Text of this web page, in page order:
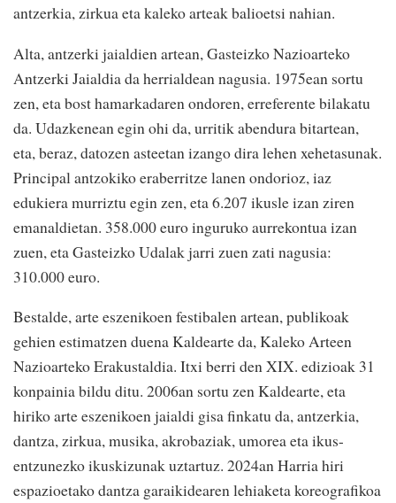
antzerkia, zirkua eta kaleko arteak balioetsi nahian.
Alta, antzerki jaialdien artean, Gasteizko Nazioarteko
Antzerki Jaialdia da herrialdean nagusia. 1975ean sortu
zen, eta bost hamarkadaren ondoren, erreferente bilakatu
da. Udazkenean egin ohi da, urritik abendura bitartean,
eta, beraz, datozen asteetan izango dira lehen xehetasunak.
Principal antzokiko eraberritze lanen ondorioz, iaz
edukiera murriztu egin zen, eta 6.207 ikusle izan ziren
emanaldietan. 358.000 euro inguruko aurrekontua izan
zuen, eta Gasteizko Udalak jarri zuen zati nagusia:
310.000 euro.
Bestalde, arte eszenikoen festibalen artean, publikoak
gehien estimatzen duena Kaldearte da, Kaleko Arteen
Nazioarteko Erakustaldia. Itxi berri den XIX. edizioak 31
konpainia bildu ditu. 2006an sortu zen Kaldearte, eta
hiriko arte eszenikoen jaialdi gisa finkatu da, antzerkia,
dantza, zirkua, musika, akrobaziak, umorea eta ikus-
entzunezko ikuskizunak uztartuz. 2024an Harria hiri
espazioetako dantza garaikidearen lehiaketa koreografikoa